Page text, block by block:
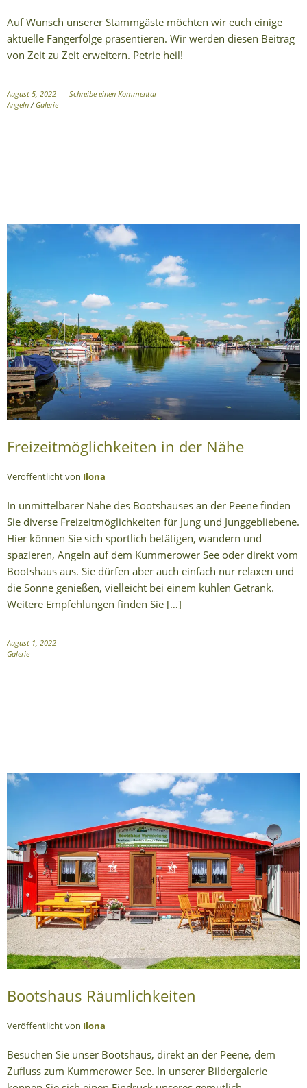
Auf Wunsch unserer Stammgäste möchten wir euch einige
aktuelle Fangerfolge präsentieren. Wir werden diesen Beitrag
von Zeit zu Zeit erweitern. Petrie heil!
August 5, 2022
Schreibe einen Kommentar
Angeln /Galerie
Freizeitmöglichkeiten in der Nähe
Veröffentlicht von Ilona
In unmittelbarer Nähe des Bootshauses an der Peene finden
Sie diverse Freizeitmöglichkeiten für Jung und Junggebliebene.
Hier können Sie sich sportlich betätigen, wandern und
spazieren, Angeln auf dem Kummerower See oder direkt vom
Bootshaus aus. Sie dürfen aber auch einfach nur relaxen und
die Sonne genießen, vielleicht bei einem kühlen Getränk.
Weitere Empfehlungen finden Sie […]
August 1, 2022
Galerie
Bootshaus Räumlichkeiten
Veröffentlicht von Ilona
Besuchen Sie unser Bootshaus, direkt an der Peene, dem
Zufluss zum Kummerower See. In unserer Bildergalerie